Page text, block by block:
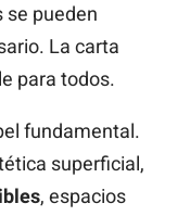
se pueden
La carta
para todos.
fundamental.
superficial,
, espacios